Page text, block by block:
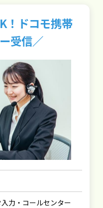
！ドコモ携帯
受信／
力・コールセンター